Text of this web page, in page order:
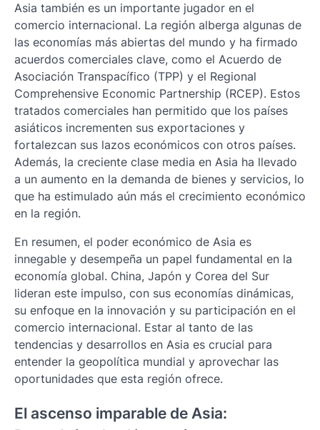
Asia también es un importante jugador en el
comercio internacional. La región alberga algunas de
las economías más abiertas del mundo y ha firmado
acuerdos comerciales clave, como el Acuerdo de
Asociación Transpacífico (TPP) y el Regional
Comprehensive Economic Partnership (RCEP). Estos
tratados comerciales han permitido que los países
asiáticos incrementen sus exportaciones y
fortalezcan sus lazos económicos con otros países.
Además, la creciente clase media en Asia ha llevado
a un aumento en la demanda de bienes y servicios, lo
que ha estimulado aún más el crecimiento económico
en la región.
En resumen, el poder económico de Asia es
innegable y desempeña un papel fundamental en la
economía global. China, Japón y Corea del Sur
lideran este impulso, con sus economías dinámicas,
su enfoque en la innovación y su participación en el
comercio internacional. Estar al tanto de las
tendencias y desarrollos en Asia es crucial para
entender la geopolítica mundial y aprovechar las
oportunidades que esta región ofrece.
El ascenso imparable de Asia: